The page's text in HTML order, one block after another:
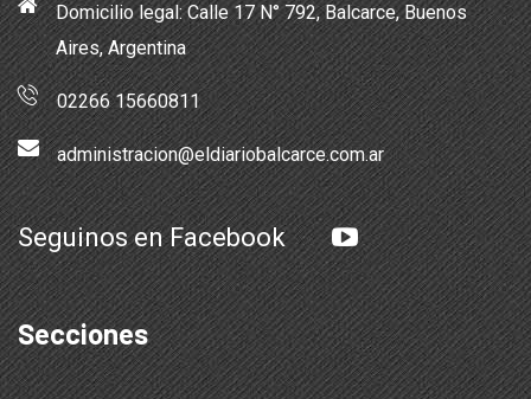
Domicilio legal: Calle 17 N° 792, Balcarce, Buenos
Aires, Argentina
02266 15660811
administracion@eldiariobalcarce.com.ar
Seguinos en Facebook
Secciones